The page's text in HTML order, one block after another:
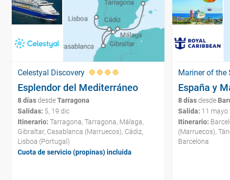
Celestyal Discovery
Esplendor del Mediterráneo
8 díasdesdeTarragona
Salidas: 5, 19 dic
Itinerario: Tarragona, Tarragona, Málaga,
Gibraltar, Casablanca (Marruecos), Cádiz,
Lisboa (Portugal)
Cuota de servicio (propinas) incluida
Mariner of the
España y
8 díasdesde
Salida: 11 mayo
Itinerario:
(Marruecos),
Barcelona